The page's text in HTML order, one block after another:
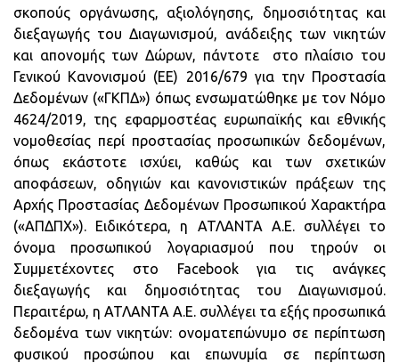
σκοπούς οργάνωσης, αξιολόγησης, δημοσιότητας και
διεξαγωγής του Διαγωνισμού, ανάδειξης των νικητών
και απονομής των Δώρων, πάντοτε στο πλαίσιο του
Γενικού Κανονισμού (ΕΕ) 2016/679 για την Προστασία
Δεδομένων («ΓΚΠΔ») όπως ενσωματώθηκε με τον Νόμο
4624/2019, της εφαρμοστέας ευρωπαϊκής και εθνικής
νομοθεσίας περί προστασίας προσωπικών δεδομένων,
όπως εκάστοτε ισχύει, καθώς και των σχετικών
αποφάσεων, οδηγιών και κανονιστικών πράξεων της
Αρχής Προστασίας Δεδομένων Προσωπικού Χαρακτήρα
(«ΑΠΔΠΧ»). Ειδικότερα, η ΑΤΛΑΝΤΑ Α.Ε. συλλέγει το
όνομα προσωπικού λογαριασμού που τηρούν οι
Συμμετέχοντες στο Facebook για τις ανάγκες
διεξαγωγής και δημοσιότητας του Διαγωνισμού.
Περαιτέρω, η ΑΤΛΑΝΤΑ Α.Ε. συλλέγει τα εξής προσωπικά
δεδομένα των νικητών: ονοματεπώνυμο σε περίπτωση
φυσικού προσώπου και επωνυμία σε περίπτωση